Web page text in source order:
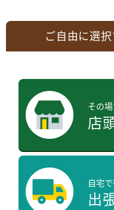
ご自由に選
その
店
自宅
出